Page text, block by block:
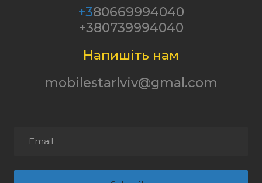
+380669994040
+380739994040
Напишіть нам
mobilestarlviv@gmal.com